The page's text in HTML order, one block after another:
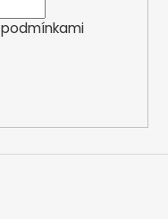
podmínkami